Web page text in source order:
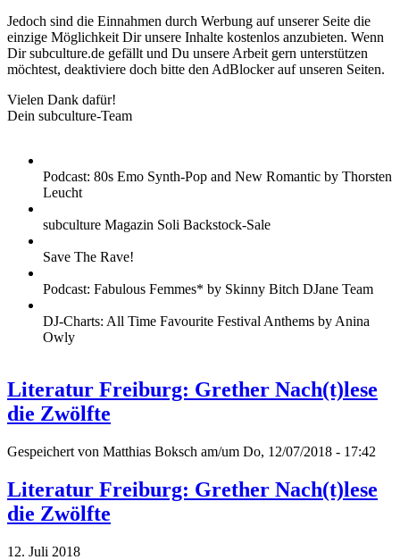
Jedoch sind die Einnahmen durch Werbung auf unserer Seite die
einzige Möglichkeit Dir unsere Inhalte kostenlos anzubieten. Wenn
Dir subculture.de gefällt und Du unsere Arbeit gern unterstützen
möchtest, deaktiviere doch bitte den AdBlocker auf unseren Seiten.
Vielen Dank dafür!
Dein subculture-Team
Podcast: 80s Emo Synth-Pop and New Romantic by Thorsten
Leucht
subculture Magazin Soli Backstock-Sale
Save The Rave!
Podcast: Fabulous Femmes* by Skinny Bitch DJane Team
DJ-Charts: All Time Favourite Festival Anthems by Anina
Owly
Literatur Freiburg: Grether Nach(t)lese
die Zwölfte
Gespeichert von Matthias Boksch am/um Do, 12/07/2018 - 17:42
Literatur Freiburg: Grether Nach(t)lese
die Zwölfte
12. Juli 2018